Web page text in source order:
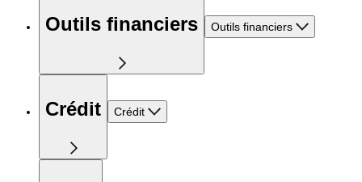
Outils financiers Outils financiers
Crédit Crédit